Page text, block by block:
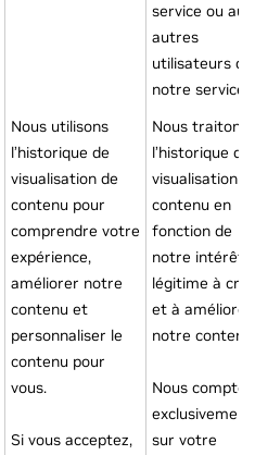
service ou aux
autres
utilisateurs de
notre service.
Nous utilisons
l’historique de
visualisation de
contenu pour
comprendre votre
expérience,
améliorer notre
contenu et
personnaliser le
contenu pour
vous.
Si vous acceptez,
Nous traitons
l’historique de
visualisation
contenu en
fonction de
notre intérêt
légitime à
et à améliorer
notre contenu.
Nous
exclusivement
sur votre